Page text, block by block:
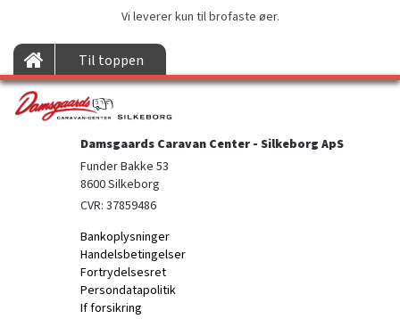
Vi leverer kun til brofaste øer.
Til toppen
Damsgaards Caravan Center - Silkeborg ApS
Funder Bakke 53
8600 Silkeborg
CVR: 37859486
Bankoplysninger
Handelsbetingelser
Fortrydelsesret
Persondatapolitik
If forsikring